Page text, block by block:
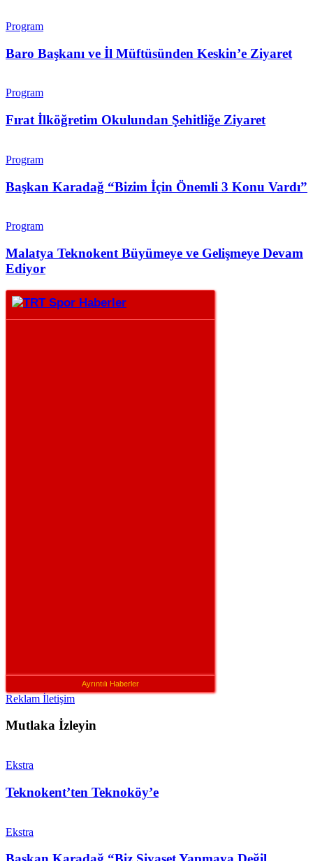
Program
Baro Başkanı ve İl Müftüsünden Keskin’e Ziyaret
Program
Fırat İlköğretim Okulundan Şehitliğe Ziyaret
Program
Başkan Karadağ “Bizim İçin Önemli 3 Konu Vardı”
Program
Malatya Teknokent Büyümeye ve Gelişmeye Devam
Ediyor
Ayrıntılı Haberler
Reklam İletişim
Mutlaka İzleyin
Ekstra
Teknokent’ten Teknoköy’e
Ekstra